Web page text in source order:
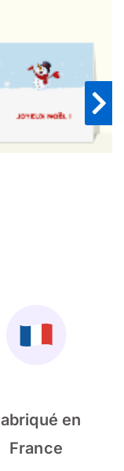
en
France